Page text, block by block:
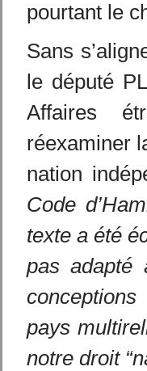
pourtant le
Sans
le député
Affaires
réexaminer
nation
Code
texte a été
pas adapté
pays
notre droit